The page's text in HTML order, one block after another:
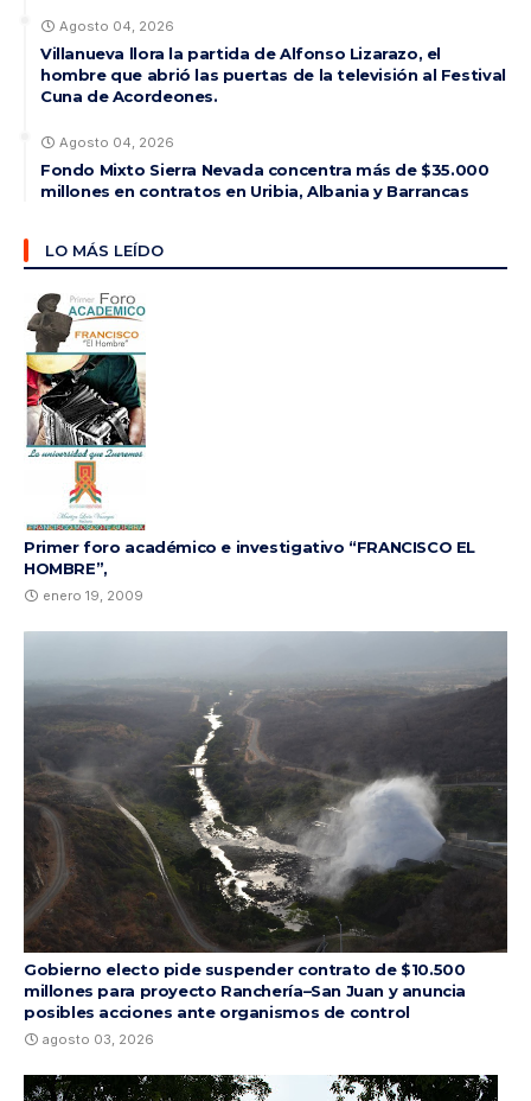
Agosto 04, 2026
Villanueva llora la partida de Alfonso Lizarazo, el
hombre que abrió las puertas de la televisión al Festival
Cuna de Acordeones.
Agosto 04, 2026
Fondo Mixto Sierra Nevada concentra más de $35.000
millones en contratos en Uribia, Albania y Barrancas
LO MÁS LEÍDO
Primer foro académico e investigativo “FRANCISCO EL
HOMBRE”,
enero 19, 2009
Gobierno electo pide suspender contrato de $10.500
millones para proyecto Ranchería–San Juan y anuncia
posibles acciones ante organismos de control
agosto 03, 2026